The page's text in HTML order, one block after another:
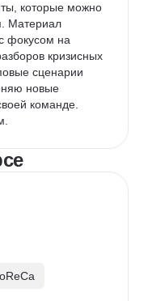
которые можно
Материал
фокусом на
кризисных
сценарии
новые
команде.